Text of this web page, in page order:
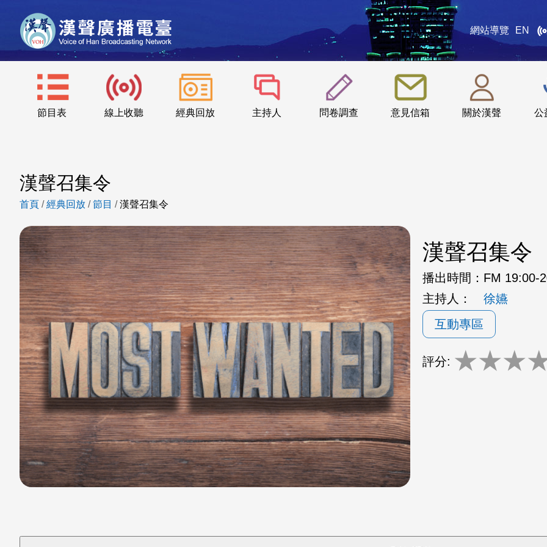
網站導覽 EN
節目表 線上收聽 經典回放 主持人 問卷調查 意見信箱 關於漢聲 公
:::
漢聲召集令
首頁 /經典回放 /節目 /漢聲召集令
漢聲召集令
播出時間： FM 19:00-
主持人：
徐嬿
互動專區
評分: ★★★